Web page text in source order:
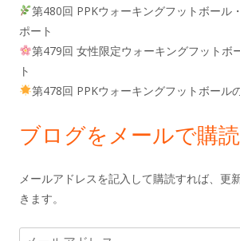
第480回 PPKウォーキングフットボール
ポート
第479回 女性限定ウォーキングフットボ
ト
第478回 PPKウォーキングフットボール
ブログをメールで購読
メールアドレスを記入して購読すれば、更
きます。
メ